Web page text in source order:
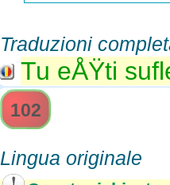
Traduzioni
Tu eÅŸti
102
Lingua originale